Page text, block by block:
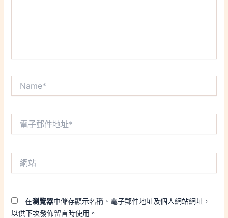
在瀏覽器中儲存顯示名稱、電子郵件地址及個人網站網址，
以供下次發佈留言時使用。